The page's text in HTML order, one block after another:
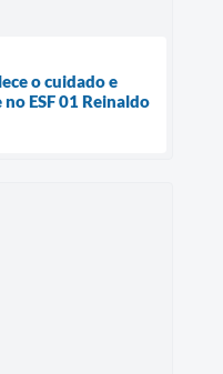
o cuidado e
ESF 01 Reinaldo